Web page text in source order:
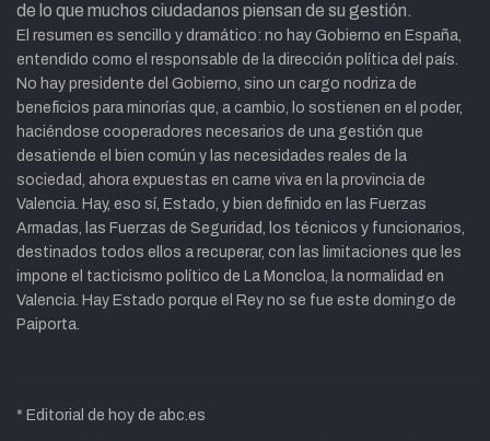
de lo que muchos ciudadanos piensan de su gestión.
El resumen es sencillo y dramático: no hay Gobierno en España,
entendido como el responsable de la dirección política del país.
No hay presidente del Gobierno, sino un cargo nodriza de
beneficios para minorías que, a cambio, lo sostienen en el poder,
haciéndose cooperadores necesarios de una gestión que
desatiende el bien común y las necesidades reales de la
sociedad, ahora expuestas en carne viva en la provincia de
Valencia. Hay, eso sí, Estado, y bien definido en las Fuerzas
Armadas, las Fuerzas de Seguridad, los técnicos y funcionarios,
destinados todos ellos a recuperar, con las limitaciones que les
impone el tacticismo político de La Moncloa, la normalidad en
Valencia. Hay Estado porque el Rey no se fue este domingo de
Paiporta.
* Editorial de hoy de abc.es